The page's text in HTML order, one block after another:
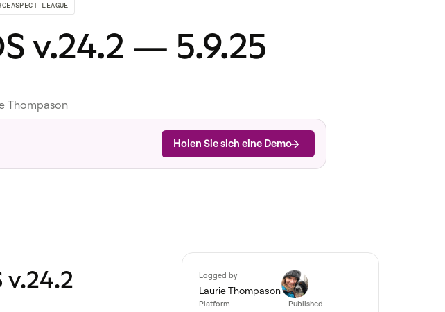
ASPECT LEAGUE
v.24.2 — 5.9.25
Thompason
Holen Sie sich eine Demo
Logged by
Laurie Thompason
Platform Published